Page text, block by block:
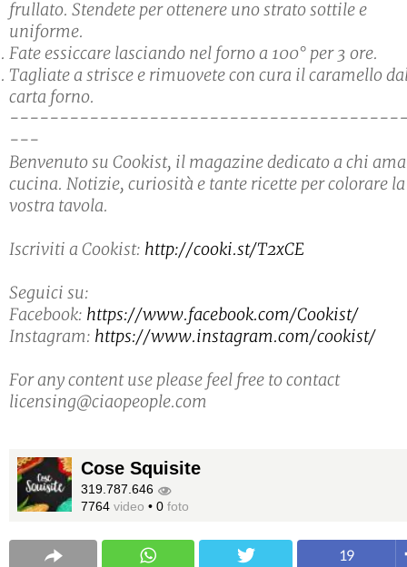
frullato. Stendete per ottenere uno strato sottile e
uniforme.
Fate essiccare lasciando nel forno a 100° per 3 ore.
Tagliate a strisce e rimuovete con cura il caramello
carta forno.
---
Benvenuto su Cookist, il magazine dedicato a chi
cucina. Notizie, curiosità e tante ricette per colorare la
vostra tavola.
Iscriviti a Cookist: http://cooki.st/T2xCE
Seguici su:
Facebook: https://www.facebook.com/Cookist/
Instagram: https://www.instagram.com/cookist/
For any content use please feel free to contact
licensing@ciaopeople.com
Cose Squisite
319.787.646
7764 video • 0 foto
19